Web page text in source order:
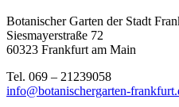
Botanischer Garten der Stadt
Siesmayerstraße 72
60323 Frankfurt am Main
Tel. 069 – 21239058
info@botanischergarten-